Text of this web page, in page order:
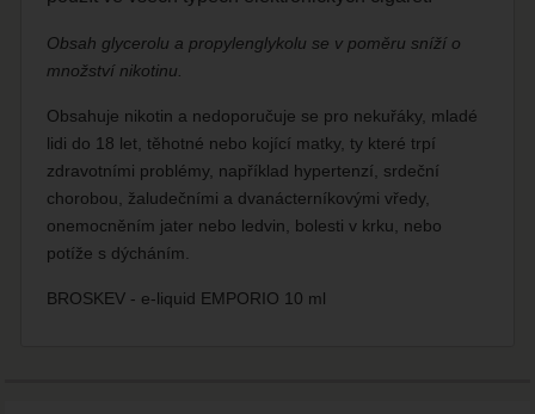
Obsah glycerolu a propylenglykolu se v poměru sníží o
množství nikotinu.
Obsahuje nikotin a nedoporučuje se pro nekuřáky, mladé
lidi do 18 let, těhotné nebo kojící matky, ty které trpí
zdravotními problémy, například hypertenzí, srdeční
chorobou, žaludečními a dvanácterníkovými vředy,
onemocněním jater nebo ledvin, bolesti v krku, nebo
potíže s dýcháním.
BROSKEV - e-liquid EMPORIO 10 ml